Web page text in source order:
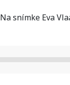
Na snímke Eva